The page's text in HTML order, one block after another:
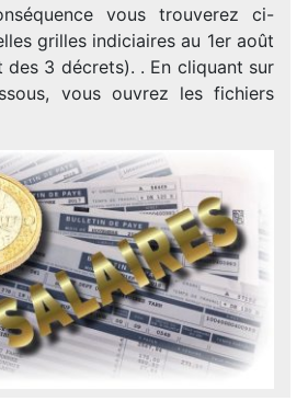
vous trouverez ci-
grilles indiciaires au 1er août
des 3 décrets). . En cliquant sur
vous ouvrez les fichiers